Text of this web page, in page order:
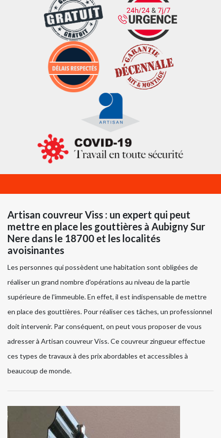
Artisan couvreur Viss : un expert qui peut
mettre en place les gouttières à Aubigny Sur
Nere dans le 18700 et les localités
avoisinantes
Les personnes qui possèdent une habitation sont obligées de
réaliser un grand nombre d'opérations au niveau de la partie
supérieure de l'immeuble. En effet, il est indispensable de mettre
en place des gouttières. Pour réaliser ces tâches, un professionnel
doit intervenir. Par conséquent, on peut vous proposer de vous
adresser à Artisan couvreur Viss. Ce couvreur zingueur effectue
ces types de travaux à des prix abordables et accessibles à
beaucoup de monde.